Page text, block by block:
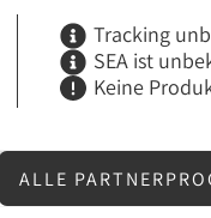
Tracking
SEA ist
Keine
ALLE